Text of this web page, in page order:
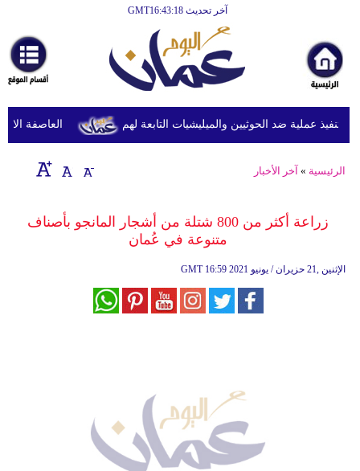
آخر تحديث GMT16:43:18
أخبارعاجلة
رياضة
ثقافة
إقتصاد
وموسيقى
العاصفة عملية ضد الحوثيين والميليشيات التابعة لهم
الرئيسية » آخر الأخبار
زراعة أكثر من 800 شتلة من أشجار المانجو بأصناف
متنوعة في عُمان
GMT 16:59 2021 الإثنين ,21 حزيران / يونيو